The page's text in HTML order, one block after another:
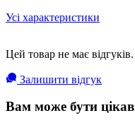
Усі характеристики
Цей товар не має
Залишити відгук
Вам може бути